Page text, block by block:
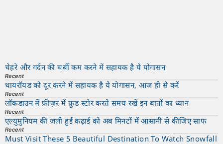
चेहरे और गर्दन की चर्बी कम करने में सहायक है ये योगासन
Recent
थायरॉयड को दूर करने में सहायक है ये योगासन, आज ही से करें
Recent
लॉकडाउन में फ्रीज़र में फ़ूड स्टोर करते समय रखें इन बातों का ध्यान
Recent
एल्युमुनियम की जली हुई कढ़ाई को अब मिनटों में आसानी से कीजिए साफ
Recent
Must Visit These 5 Beautiful Destination To Watch Snowfall